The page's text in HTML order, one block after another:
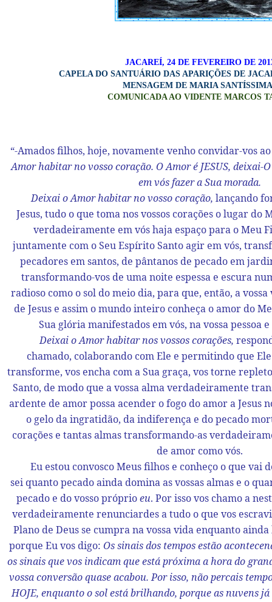
JACAREÍ, 24 DE FEVEREIRO DE
CAPELA DO SANTUÁRIO DAS APARIÇÕES DE
MENSAGEM DE MARIA
COMUNICADA AO VIDENTE MARCOS
“-Amados filhos, hoje, novamente venho convidar-vos
Amor habitar no vosso coração. O Amor é JESUS, deixai-
em vós fazer a Sua morada.
Deixai o Amor habitar no vosso coração, lançando
Jesus, tudo o que toma nos vossos corações o lugar do
verdadeiramente em vós haja espaço para o Meu
juntamente com o Seu Espírito Santo agir em vós,
pecadores em santos, de pântanos de pecado em
transformando-vos de uma noite espessa e escura
radioso como o sol do meio dia, para que, então, a
de Jesus e assim o mundo inteiro conheça o amor do
Sua glória manifestados em vós, na vossa pessoa
Deixai o Amor habitar nos vossos corações,
chamado, colaborando com Ele e permitindo que
transforme, vos encha com a Sua graça, vos torne
Santo, de modo que a vossa alma verdadeiramente
ardente de amor possa acender o fogo do amor a
o gelo da ingratidão, da indiferença e do pecado
corações e tantas almas transformando-as
de amor como vós.
Eu estou convosco Meus filhos e conheço o que vai
sei quanto pecado ainda domina as vossas almas e o
pecado e do vosso próprioeu. Por isso vos chamo a
verdadeiramente renunciardes a tudo o que vos
Plano de Deus se cumpra na vossa vida enquanto
porque Eu vos digo: Os sinais dos tempos estão
os sinais que vos indicam que está próxima a hora do
vossa conversão quase acabou. Por isso, não percais
HOJE, enquanto o sol está brilhando, porque as nuvens